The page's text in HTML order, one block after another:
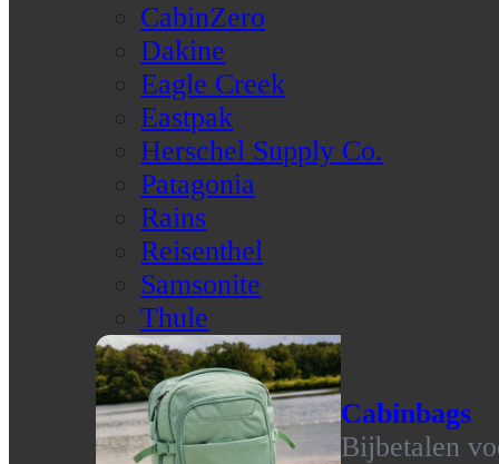
CabinZero
Dakine
Eagle Creek
Eastpak
Herschel Supply Co.
Patagonia
Rains
Reisenthel
Samsonite
Thule
Cabinbags
Bijbetalen